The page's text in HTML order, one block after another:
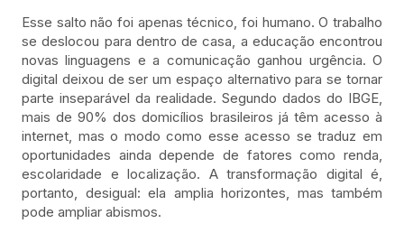
Esse salto não foi apenas técnico, foi humano. O trabalho
se deslocou para dentro de casa, a educação encontrou
novas linguagens e a comunicação ganhou urgência. O
digital deixou de ser um espaço alternativo para se tornar
parte inseparável da realidade. Segundo dados do IBGE,
mais de 90% dos domicílios brasileiros já têm acesso à
internet, mas o modo como esse acesso se traduz em
oportunidades ainda depende de fatores como renda,
escolaridade e localização. A transformação digital é,
portanto, desigual: ela amplia horizontes, mas também
pode ampliar abismos.